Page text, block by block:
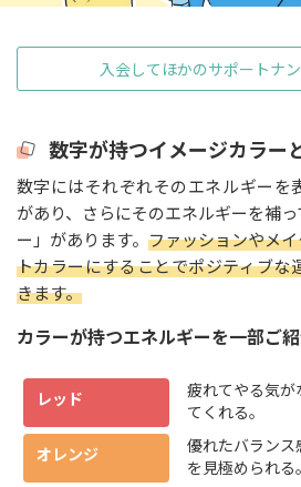
入会してほかのサポートナ
数字が持つイメージカラー
数字にはそれぞれそのエネルギーを
があり、さらにそのエネルギーを補
ー」があります。 ファッションやメ
トカラーにすることでポジティブな
きます。
カラーが持つエネルギーを一部ご
レッド
疲れてやる気
てくれる。
オレンジ
優れたバラン
を見極められる。